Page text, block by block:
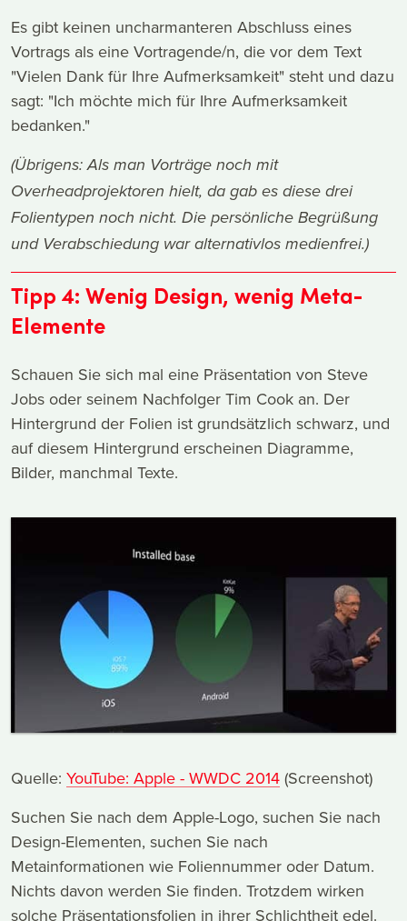
Es gibt keinen uncharmanteren Abschluss eines
Vortrags als eine Vortragende/n, die vor dem Text
"Vielen Dank für Ihre Aufmerksamkeit" steht und dazu
sagt: "Ich möchte mich für Ihre Aufmerksamkeit
bedanken."
(Übrigens: Als man Vorträge noch mit
Overheadprojektoren hielt, da gab es diese drei
Folientypen noch nicht. Die persönliche Begrüßung
und Verabschiedung war alternativlos medienfrei.)
Tipp 4: Wenig Design, wenig Meta-
Elemente
Schauen Sie sich mal eine Präsentation von Steve
Jobs oder seinem Nachfolger Tim Cook an. Der
Hintergrund der Folien ist grundsätzlich schwarz, und
auf diesem Hintergrund erscheinen Diagramme,
Bilder, manchmal Texte.
Quelle: YouTube: Apple - WWDC 2014 (Screenshot)
Suchen Sie nach dem Apple-Logo, suchen Sie nach
Design-Elementen, suchen Sie nach
Metainformationen wie Foliennummer oder Datum.
Nichts davon werden Sie finden. Trotzdem wirken
solche Präsentationsfolien in ihrer Schlichtheit edel.